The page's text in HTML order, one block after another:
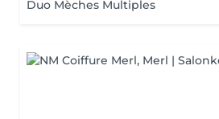
Duo Mèches Multiples